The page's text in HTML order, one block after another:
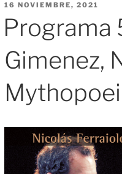
PUBLICADO
16 NOVIEMBRE, 2021
Programa
Gimenez,